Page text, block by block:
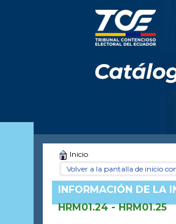
Inicio
Volver a la pantalla de inicio
INFORMACIÓN DE LA
HRM01.24 - HRM01.25